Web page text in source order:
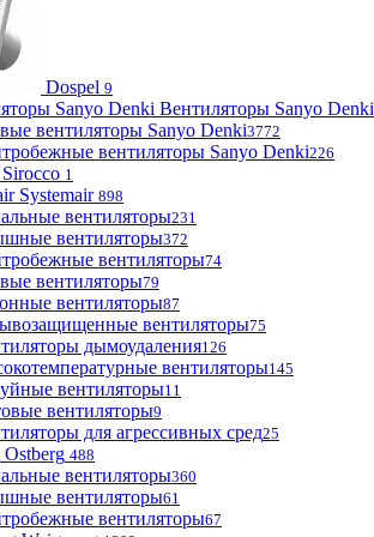
Dospel 9
Вентиляторы Sanyo Denki
вентиляторы Sanyo Denki3772
вентиляторы Sanyo Denki226
Sirocco 1
Systemair 898
вентиляторы231
вентиляторы372
вентиляторы74
вентиляторы79
вентиляторы87
вентиляторы75
дымоудаления126
вентиляторы145
вентиляторы11
вентиляторы9
для агрессивных сред25
Ostberg 488
вентиляторы360
вентиляторы61
вентиляторы67